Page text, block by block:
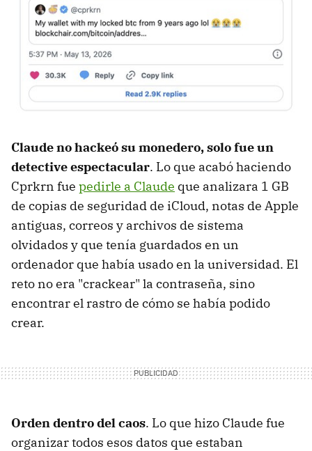
Claude no hackeó su monedero, solo fue un
detective espectacular. Lo que acabó haciendo
Cprkrn fue pedirle a Claude que analizara 1 GB
de copias de seguridad de iCloud, notas de Apple
antiguas, correos y archivos de sistema
olvidados y que tenía guardados en un
ordenador que había usado en la universidad. El
reto no era "crackear" la contraseña, sino
encontrar el rastro de cómo se había podido
crear.
Orden dentro del caos. Lo que hizo Claude fue
organizar todos esos datos que estaban